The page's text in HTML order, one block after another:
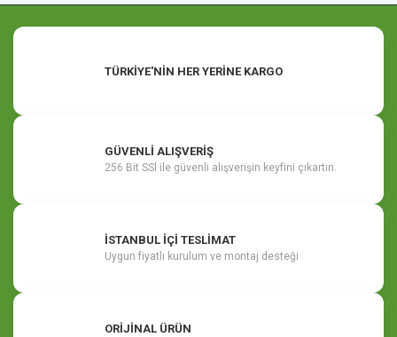
TÜRKİYE'NİN HER YERİNE KARGO
GÜVENLİ ALIŞVERİŞ
256 Bit SSl ile güvenli alışverişin keyfini çıkartın.
İSTANBUL İÇİ TESLİMAT
Uygun fiyatlı kurulum ve montaj desteği
ORİJİNAL ÜRÜN